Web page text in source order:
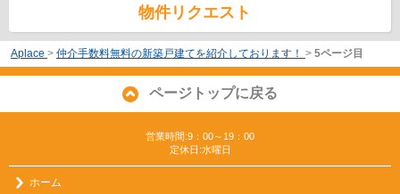
物件リクエスト
Aplace > 仲介手数料無料の新築戸建てを紹介しております！ > 5ページ目
ページトップに戻る
営業時間:9：00～19：00
定休日:水曜日
ホーム